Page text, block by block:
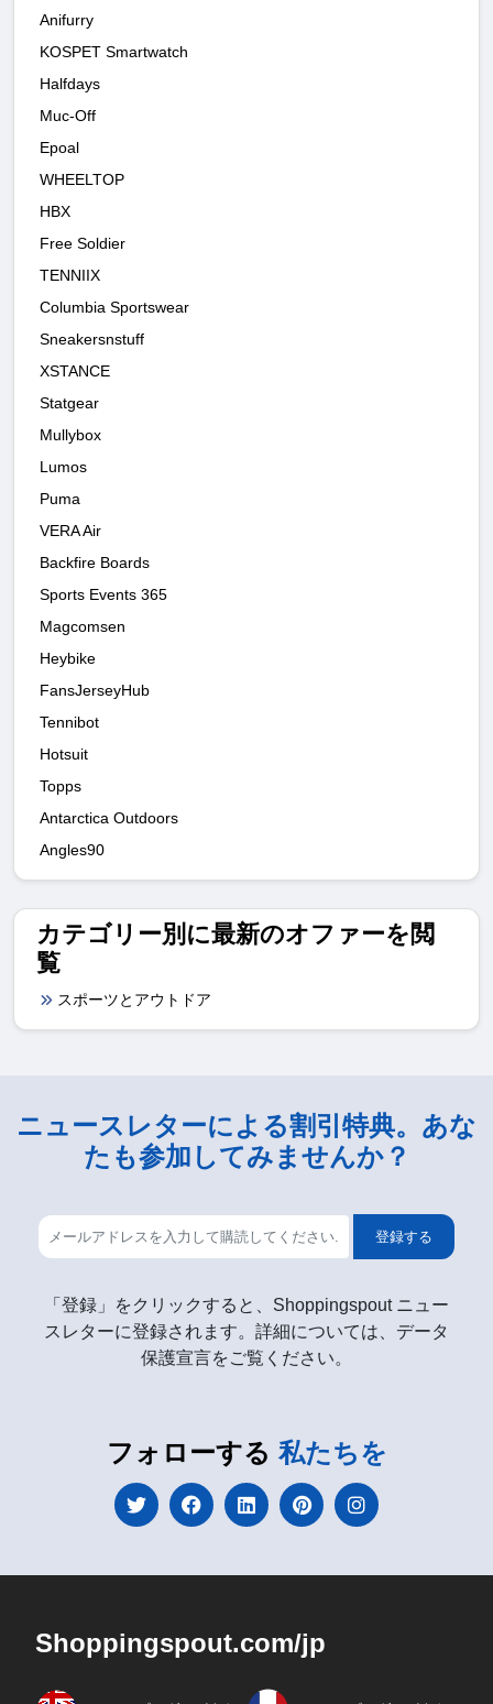
Anifurry
KOSPET Smartwatch
Halfdays
Muc-Off
Epoal
WHEELTOP
HBX
Free Soldier
TENNIIX
Columbia Sportswear
Sneakersnstuff
XSTANCE
Statgear
Mullybox
Lumos
Puma
VERA Air
Backfire Boards
Sports Events 365
Magcomsen
Heybike
FansJerseyHub
Tennibot
Hotsuit
Topps
Antarctica Outdoors
Angles90
カテゴリー別に最新のオファーを閲
覧
スポーツとアウトドア
ニュースレターによる割引特典。あな
たも参加してみませんか？
登録する
「登録」をクリックすると、Shoppingspout ニュー
スレターに登録されます。詳細については、データ
保護宣言をご覧ください。
フォローする 私たちを
Shoppingspout.com/jp